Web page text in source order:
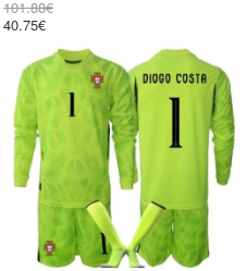
101.88€
40.75€